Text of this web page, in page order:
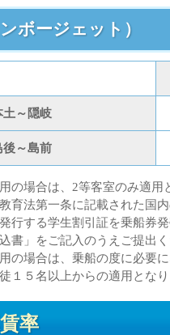
ボージェット）
土～隠岐
後～島前
の場合は、2等客室のみ適用
育法第一条に記載された国
行する学生割引証を乗船券
書」をご記入のうえご提出く
の場合は、乗船の度に必要
１５名以上からの適用となり
運賃率